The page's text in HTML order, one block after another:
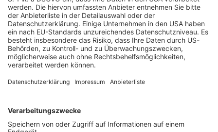
Nach verhaltenem Wachstum des
Wirtschaftsprüfungs- und Steuerberatungsmarkts in
Deutschland im Geschäftsjahr 2021 soll im aktuellen
Jahr die Branche dynamisch zulegen. Die Teilnehmer
der neuen Lünendonk-Studie „Wirtschaftsprüfung und
Steuerberatung in Deutschland“ […]
WEITERLESEN